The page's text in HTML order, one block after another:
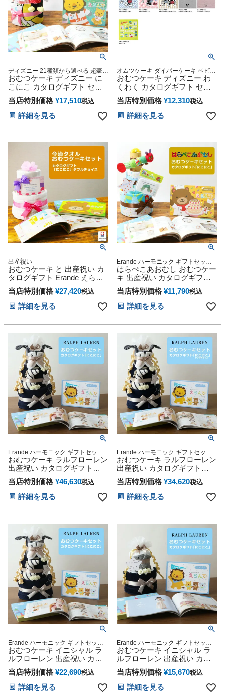
ディズニー 21種類から選べる 超豪華
バスタオル付き 3段 オムツケーキ 名
入れ
おむつケーキ ディズニー に
こにこ カタログギフト セッ
ト
当店特別価格 ¥17,510税込
詳細を見る
オムツケーキ ダイパーケーキ ベビー
シャワー 出産祝い
おむつケーキ ディズニー わ
くわく カタログギフト セッ
ト
当店特別価格 ¥12,310税込
詳細を見る
出産祝い
おむつケーキ と 出産祝い カ
タログギフト Erande えらん
で にこにこ のセット
当店特別価格 ¥27,420税込
詳細を見る
Erande ハーモニック ギフトセット
プレゼント ラッピング メッセージカ
ード
はらぺこあおむし おむつケー
キ 出産祝い カタログギフト
えらんで わくわく セット 思
い出 赤ちゃん 子供 出産 マタ
ニティ フォト パパ ママ ベイ
ビー お父さん お母さん クリ
ギフトセット 人気 端午の節
句 ひな祭り 男の子 女の子
当店特別価格 ¥11,790税込
詳細を見る
Erande ハーモニック ギフトセット
プレゼント ラッピング メッセージカ
ード POLO Baby shower 贈り物 誕生
日 出産記念 人気 オンライン オムツ
ケーキ カラフル インスタ
おむつケーキ ラルフローレン
出産祝い カタログギフト
Erande えらんで にこにこ ト
リプルチョイス 今治タオル
男の子 女の子 オーガニック
ベビーソックス イニシャル
ちゃん 名入れ 出産記念品 誕
生日 赤ちゃん 子供 出産 ベイ
ビー クリスマス 七五三 初節
句 人気
当店特別価格 ¥46,630税込
詳細を見る
Erande ハーモニック ギフトセット
プレゼント ラッピング メッセージカ
ード POLO Baby shower 贈り物 誕生
日 出産記念 人気 オンライン オムツ
ケーキ カラフル インスタ
おむつケーキ ラルフローレン
出産祝い カタログギフト
Erande えらんで にこにこ ダ
ブルチョイス 今治タオル 男
の子 女の子 オーガニック ベ
ビーソックス イニシャル
ちゃん 名入れ 出産記念品 誕
生日 赤ちゃん 子供 出産 ベイ
ビー クリスマス 七五三 初節
句 人気
当店特別価格 ¥34,620税込
詳細を見る
Erande ハーモニック ギフトセット
プレゼント ラッピング メッセージカ
ード
おむつケーキ イニシャル ラ
ルフローレン 出産祝い カタ
ログギフト 今治タオル オー
ガニックコットン ベビーソッ
クス ギフトセット POLO
当店特別価格 ¥22,690税込
詳細を見る
Erande ハーモニック ギフトセット
プレゼント ラッピング メッセージカ
ード
おむつケーキ イニシャル ラ
ルフローレン 出産祝い カタ
ログギフト 今治タオル オー
ガニックコットン ベビーソッ
クス ギフトセット POLO
当店特別価格 ¥15,670税込
詳細を見る